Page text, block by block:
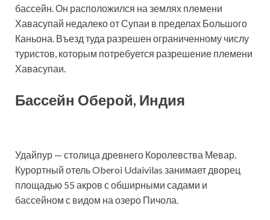
бассейн. Он расположился на землях племени
Хавасупай недалеко от Супаи в пределах Большого
Каньона. Въезд туда разрешен ограниченному числу
туристов, которым потребуется разрешение племени
Хавасупаи.
Бассейн Оберой, Индия
Удайпур — столица древнего Королевства Мевар.
Курортный отель Oberoi Udaivilas занимает дворец
площадью 55 акров с обширными садами и
бассейном с видом на озеро Пичола.